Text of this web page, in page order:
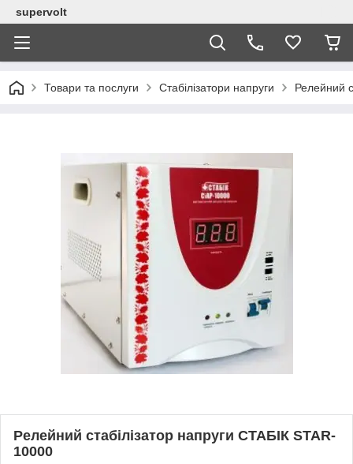
supervolt
Товари та послуги Стабілізатори напруги Релейний
Релейний стабілізатор напруги СТАБІК STAR-
10000